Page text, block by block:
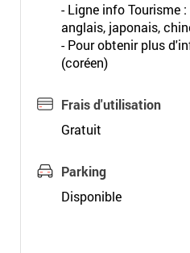
- Ligne info Tourisme
anglais, japonais,
- Pour obtenir plus
(coréen)
Frais d'utilisation
Gratuit
Parking
Disponible